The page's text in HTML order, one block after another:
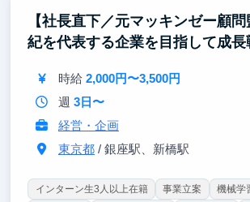
ルそれぞれの素養が必要になるため、当
れに見識を持ったメンバーが集まってい
インターン生の方は、新規事業共創、コ
革する力」を体感頂くことが可能です。
【社長直下／元マッキンゼー顧
紀を代表する企業を目指して成
時給 2,000円〜3,500円
週 3日〜
経営・企画
東京都/ 銀座駅、新橋駅
インターン生3人以上在籍 事業立案
機械学